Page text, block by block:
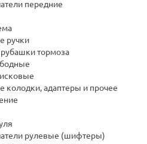
передние
ручки
тормоза
колодки, адаптеры и прочее
рулевые (шифтеры)